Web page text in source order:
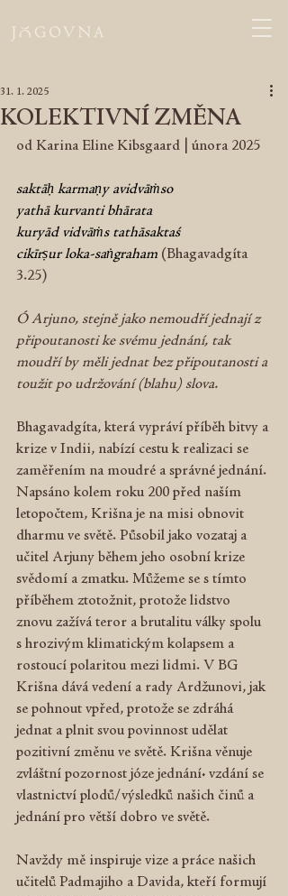
KOLEKTIVNÍ ZMĚNA
31. 1. 2025
od Karina Eline Kibsgaard | února 2025
saktāḥ karmaṇy avidvāṁso
yathā kurvanti bhārata
kuryād vidvāṁs tathāsaktaś
cikīrṣur loka-saṅgraham (Bhagavadgíta
3.25)
Ó Arjuno, stejně jako nemoudří jednají z
připoutanosti ke svému jednání, tak
moudří by měli jednat bez připoutanosti a
toužit po udržování (blahu) slova.
Bhagavadgíta, která vypráví příběh bitvy a
krize v Indii, nabízí cestu k realizaci se
zaměřením na moudré a správné jednání.
Napsáno kolem roku 200 před naším
letopočtem, Krišna je na misi obnovit
dharmu ve světě. Působil jako vozataj a
učitel Arjuny během jeho osobní krize
svědomí a zmatku. Můžeme se s tímto
příběhem ztotožnit, protože lidstvo
znovu zažívá teror a brutalitu války spolu
s hrozivým klimatickým kolapsem a
rostoucí polaritou mezi lidmi. V BG
Krišna dává vedení a rady Ardžunovi, jak
se pohnout vpřed, protože se zdráhá
jednat a plnit svou povinnost udělat
pozitivní změnu ve světě. Krišna věnuje
zvláštní pozornost józe jednání: vzdání se
vlastnictví plodů/výsledků našich činů a
jednání pro větší dobro ve světě.
Navždy mě inspiruje vize a práce našich
učitelů Padmajiho a Davida, kteří formují